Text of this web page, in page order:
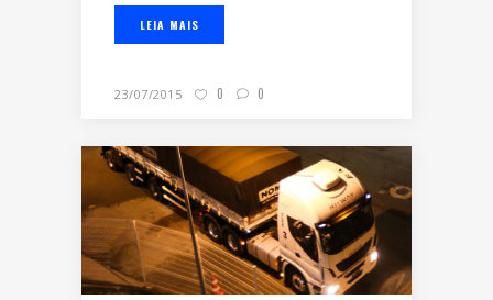
LEIA MAIS
23/07/2015 0 0